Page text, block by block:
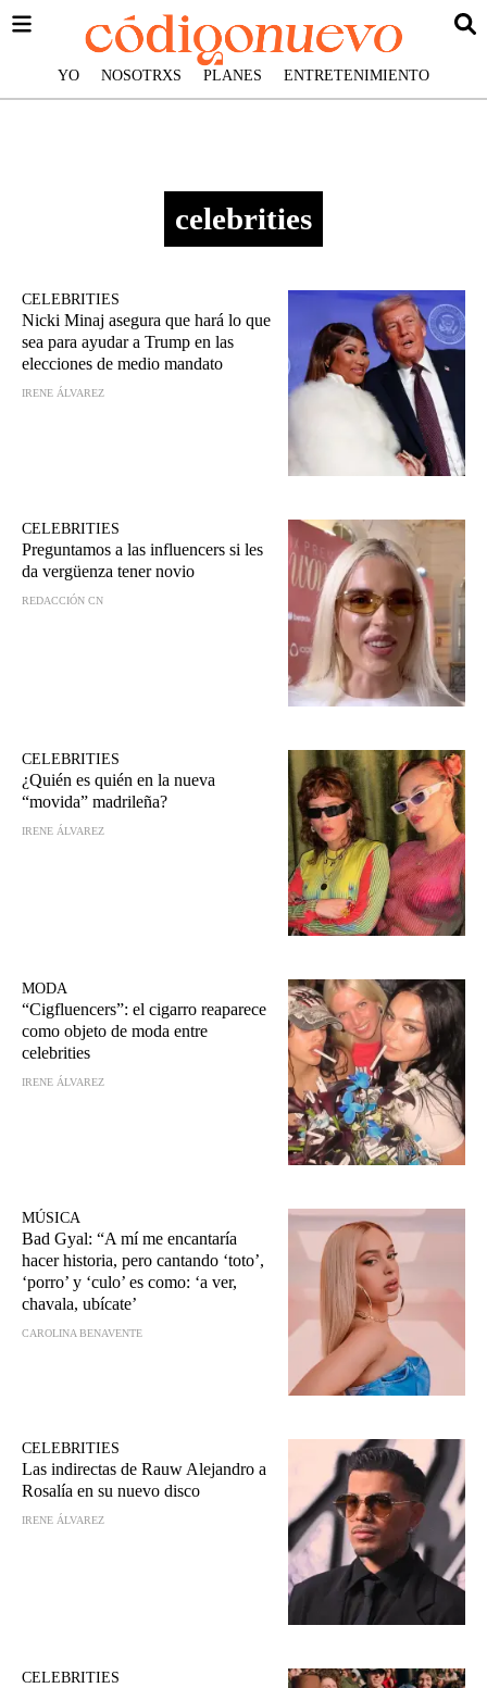
YO NOSOTRXS PLANES ENTRETENIMIENTO
celebrities
CELEBRITIES
Nicki Minaj asegura que hará lo que
sea para ayudar a Trump en las
elecciones de medio mandato
IRENE ÁLVAREZ
CELEBRITIES
Preguntamos a las influencers si les
da vergüenza tener novio
REDACCIÓN CN
CELEBRITIES
¿Quién es quién en la nueva
“movida” madrileña?
IRENE ÁLVAREZ
MODA
“Cigfluencers”: el cigarro reaparece
como objeto de moda entre
celebrities
IRENE ÁLVAREZ
MÚSICA
Bad Gyal: “A mí me encantaría
hacer historia, pero cantando ‘toto’,
‘porro’ y ‘culo’ es como: ‘a ver,
chavala, ubícate’
CAROLINA BENAVENTE
CELEBRITIES
Las indirectas de Rauw Alejandro a
Rosalía en su nuevo disco
IRENE ÁLVAREZ
CELEBRITIES